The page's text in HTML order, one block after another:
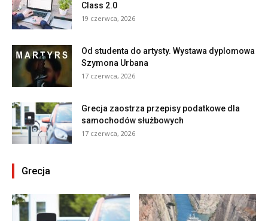
Class 2.0
19 czerwca, 2026
Od studenta do artysty. Wystawa dyplomowa
Szymona Urbana
17 czerwca, 2026
Grecja zaostrza przepisy podatkowe dla
samochodów służbowych
17 czerwca, 2026
Grecja